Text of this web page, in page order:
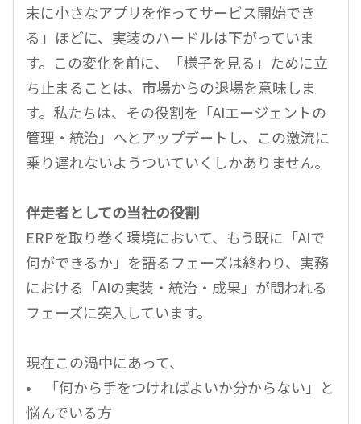
末に小さなアプリを作ってサービス開始でき
る」ほどに、実装のハードルは下がっていま
す。この変化を前に、「様子を見る」ために立
ち止まることは、市場からの退場を意味しま
す。私たちは、その役割を「AIエージェントの
管理・統治」へとアップデートし、この激流に
乗り遅れないようついていくしかありません。
伴走者としての当社の役割
ERPを取り巻く環境において、もう既に「AIで
何ができるか」を語るフェーズは終わり、実務
における「AIの実装・統治・成果」が問われる
フェーズに突入しています。
現在この渦中にあって、
• 「何から手をつければよいか分からない」と
悩んでいる方